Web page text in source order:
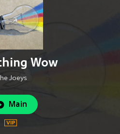
Wow
Joeys
Main